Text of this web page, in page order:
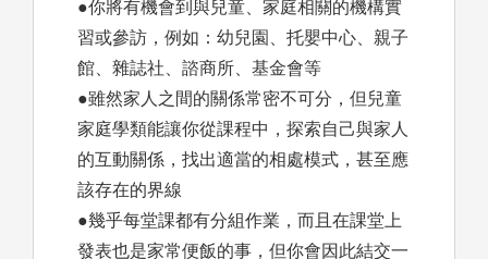
●你將有機會到與兒童、家庭相關的機構實
習或參訪，例如：幼兒園、托嬰中心、親子
館、雜誌社、諮商所、基金會等
●雖然家人之間的關係常密不可分，但兒童
家庭學類能讓你從課程中，探索自己與家人
的互動關係，找出適當的相處模式，甚至應
該存在的界線
●幾乎每堂課都有分組作業，而且在課堂上
發表也是家常便飯的事，但你會因此結交一